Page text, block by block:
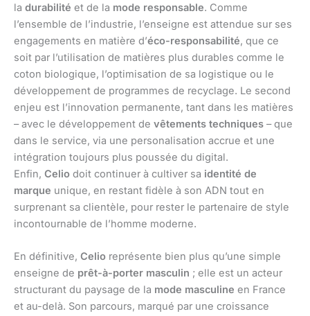
la durabilité et de la mode responsable. Comme
l’ensemble de l’industrie, l’enseigne est attendue sur ses
engagements en matière d’éco-responsabilité, que ce
soit par l’utilisation de matières plus durables comme le
coton biologique, l’optimisation de sa logistique ou le
développement de programmes de recyclage. Le second
enjeu est l’innovation permanente, tant dans les matières
– avec le développement de vêtements techniques – que
dans le service, via une personalisation accrue et une
intégration toujours plus poussée du digital.
Enfin, Celio doit continuer à cultiver sa identité de
marque unique, en restant fidèle à son ADN tout en
surprenant sa clientèle, pour rester le partenaire de style
incontournable de l’homme moderne.
En définitive, Celio représente bien plus qu’une simple
enseigne de prêt-à-porter masculin ; elle est un acteur
structurant du paysage de la mode masculine en France
et au-delà. Son parcours, marqué par une croissance